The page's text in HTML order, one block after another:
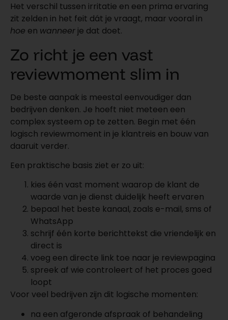
Het verschil tussen irritatie en een prima ervaring
zit zelden in het feit dát je vraagt, maar vooral in
hoe en wanneer je dat doet.
Zo richt je een vast
reviewmoment slim in
De beste aanpak is meestal eenvoudiger dan
bedrijven denken. Je hoeft niet meteen een
complex systeem op te zetten. Begin met één
logisch reviewmoment in je klantreis en bouw van
daaruit verder.
Een praktische basis ziet er zo uit:
kies één vast moment waarop de klant de
waarde van je dienst duidelijk heeft ervaren
bepaal het beste kanaal, zoals e-mail, sms of
WhatsApp
schrijf één korte berichttekst die vriendelijk en
direct is
voeg een directe link toe naar je reviewpagina
spreek af wie controleert of het proces goed
loopt
Voor veel bedrijven zijn dit logische momenten:
na een afgeronde afspraak of behandeling